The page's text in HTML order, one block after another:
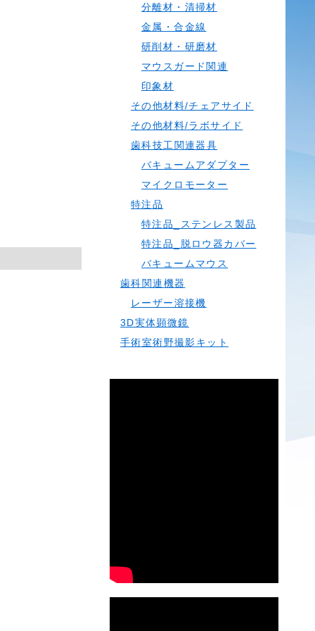
分離材・清掃材
金属・合金線
研削材・研磨材
マウスガード関連
印象材
その他材料/チェアサイド
その他材料/ラボサイド
歯科技工関連器具
バキュームアダプター
マイクロモーター
特注品
特注品_ステンレス製品
特注品_脱ロウ器カバー
バキュームマウス
歯科関連機器
レーザー溶接機
3D実体顕微鏡
手術室術野撮影キット